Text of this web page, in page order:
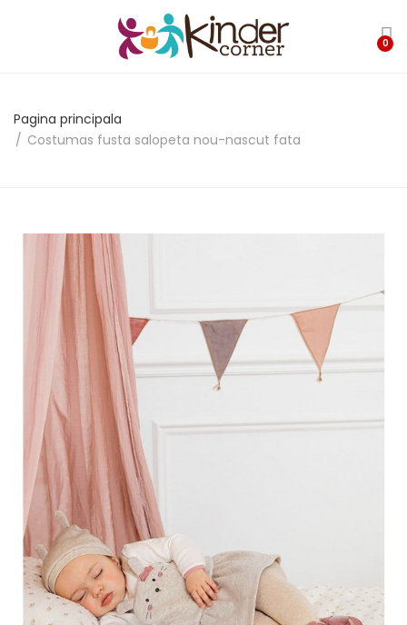
0
Pagina principala
Costumas fusta salopeta nou-nascut fata